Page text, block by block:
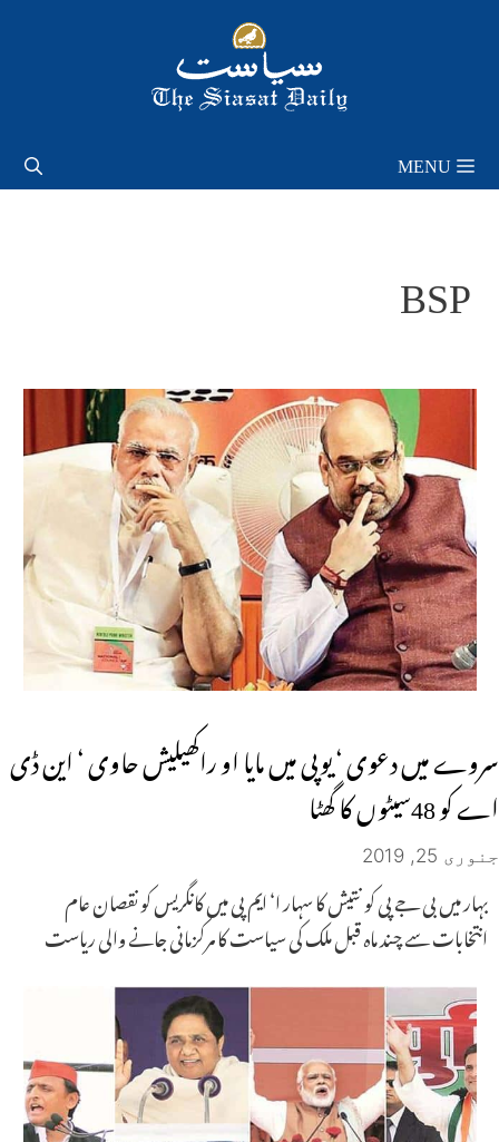
MENU
BSP
سروے میں دعوی ‘ یوپی میں مایا او راکھیلیش حاوی ‘ این ڈی
اے کو 48سیٹوں کا گھٹا
جنوری 25, 2019
بہار میں بی جے پی کو نتیش کا سہار ا‘ ایم پی میں کانگریس کو نقصان عام
انتخابات سے چند ماہ قبل ملک کی سیاست کا مرکزمانی جانے والی ریاست